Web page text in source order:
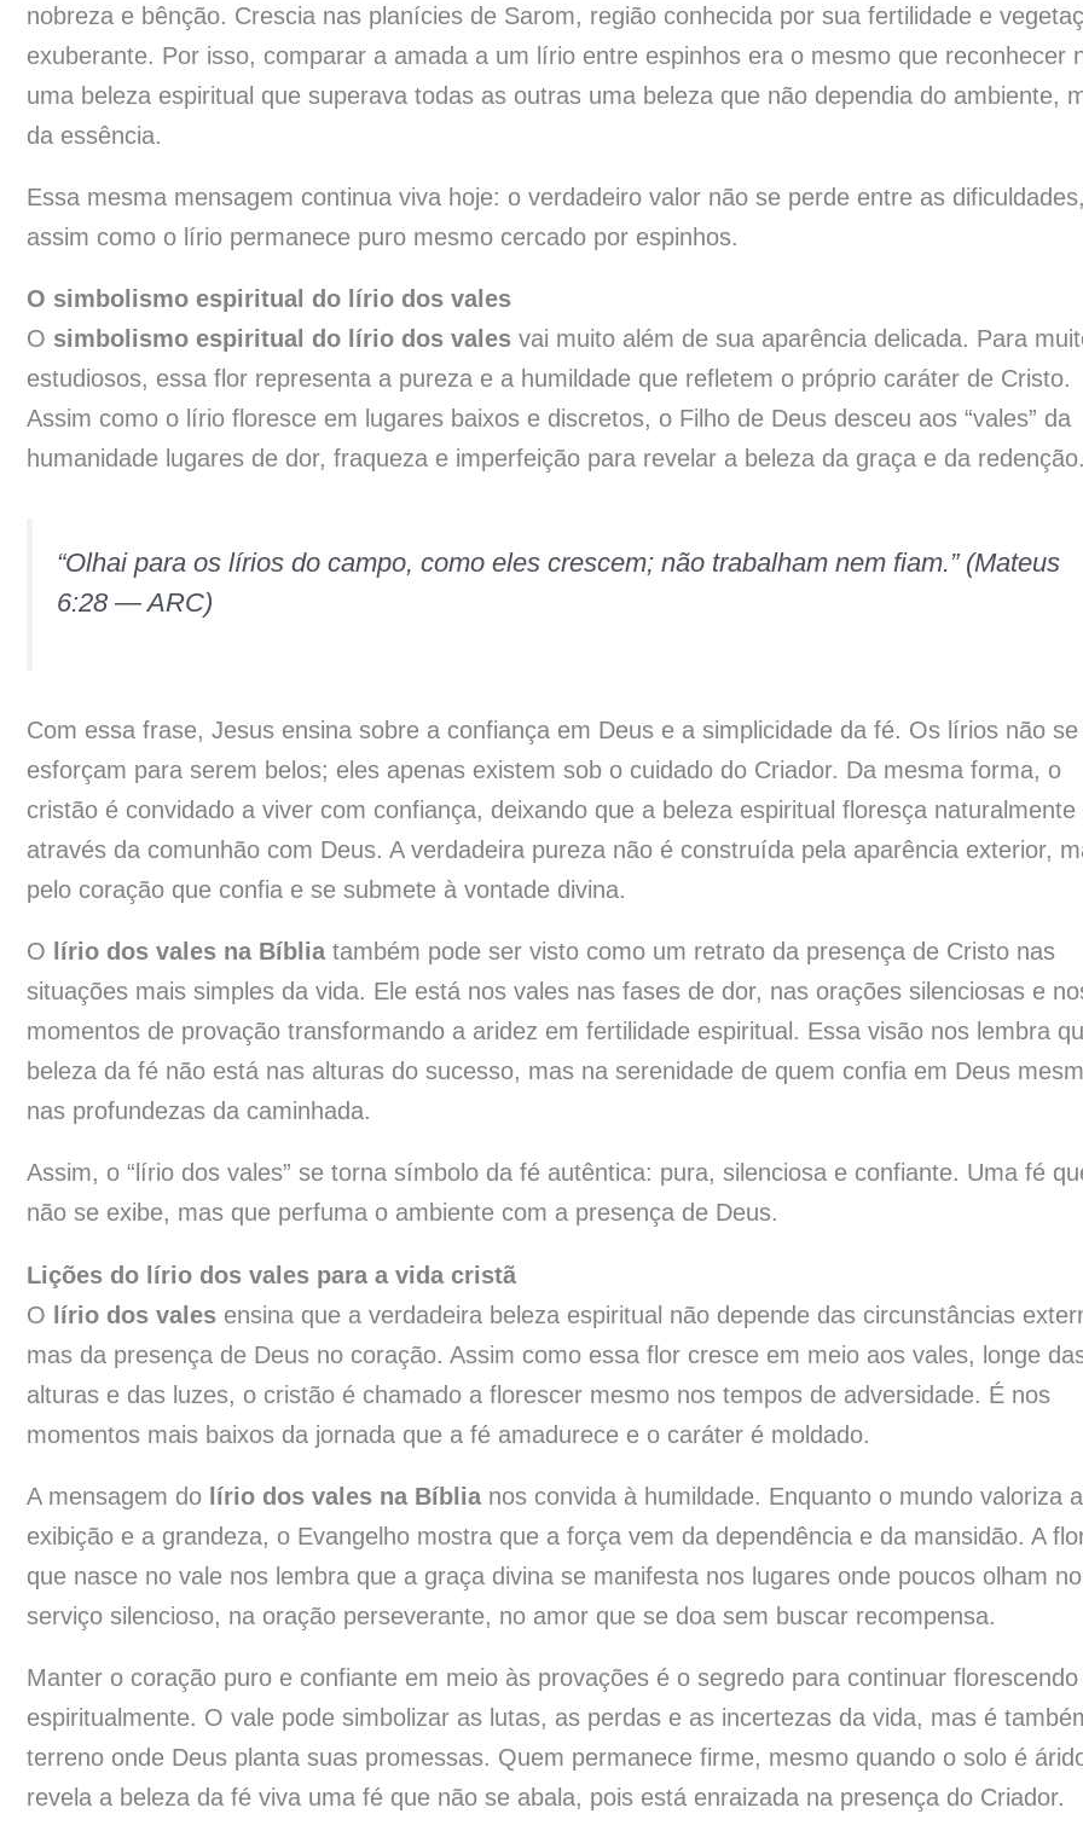
nobreza e bênção. Crescia nas planícies de Sarom, região conhecida por sua fertilidade e
exuberante. Por isso, comparar a amada a um lírio entre espinhos era o mesmo que reconhecer
uma beleza espiritual que superava todas as outras uma beleza que não dependia do ambiente,
da essência.
Essa mesma mensagem continua viva hoje: o verdadeiro valor não se perde entre as dificuldades,
assim como o lírio permanece puro mesmo cercado por espinhos.
O simbolismo espiritual do lírio dos vales
O simbolismo espiritual do lírio dos vales vai muito além de sua aparência delicada. Para
estudiosos, essa flor representa a pureza e a humildade que refletem o próprio caráter de Cristo.
Assim como o lírio floresce em lugares baixos e discretos, o Filho de Deus desceu aos “vales” da
humanidade lugares de dor, fraqueza e imperfeição para revelar a beleza da graça e da redenção.
“Olhai para os lírios do campo, como eles crescem; não trabalham nem fiam.” (Mateus
6:28 — ARC)
Com essa frase, Jesus ensina sobre a confiança em Deus e a simplicidade da fé. Os lírios não se
esforçam para serem belos; eles apenas existem sob o cuidado do Criador. Da mesma forma, o
cristão é convidado a viver com confiança, deixando que a beleza espiritual floresça naturalmente
através da comunhão com Deus. A verdadeira pureza não é construída pela aparência exterior,
pelo coração que confia e se submete à vontade divina.
O lírio dos vales na Bíbliatambém pode ser visto como um retrato da presença de Cristo nas
situações mais simples da vida. Ele está nos vales nas fases de dor, nas orações silenciosas e
momentos de provação transformando a aridez em fertilidade espiritual. Essa visão nos lembra
beleza da fé não está nas alturas do sucesso, mas na serenidade de quem confia em Deus
nas profundezas da caminhada.
Assim, o “lírio dos vales” se torna símbolo da fé autêntica: pura, silenciosa e confiante. Uma fé
não se exibe, mas que perfuma o ambiente com a presença de Deus.
Lições do lírio dos vales para a vida cristã
O lírio dos vales ensina que a verdadeira beleza espiritual não depende das circunstâncias
mas da presença de Deus no coração. Assim como essa flor cresce em meio aos vales, longe
alturas e das luzes, o cristão é chamado a florescer mesmo nos tempos de adversidade. É nos
momentos mais baixos da jornada que a fé amadurece e o caráter é moldado.
A mensagem do lírio dos vales na Bíblianos convida à humildade. Enquanto o mundo valoriza a
exibição e a grandeza, o Evangelho mostra que a força vem da dependência e da mansidão. A
que nasce no vale nos lembra que a graça divina se manifesta nos lugares onde poucos olham no
serviço silencioso, na oração perseverante, no amor que se doa sem buscar recompensa.
Manter o coração puro e confiante em meio às provações é o segredo para continuar florescendo
espiritualmente. O vale pode simbolizar as lutas, as perdas e as incertezas da vida, mas é
terreno onde Deus planta suas promessas. Quem permanece firme, mesmo quando o solo é
revela a beleza da fé viva uma fé que não se abala, pois está enraizada na presença do Criador.